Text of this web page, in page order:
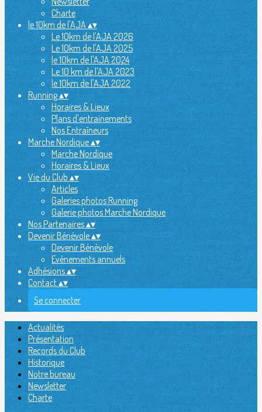
Charte
le 10km de l'AJA▴▾
Le 10km de l'AJA 2026
Le 10km de l'AJA 2025
le 10km de l'AJA 2024
Le 10 km de l'AJA 2023
le 10km de l'AJA 2022
Running▴▾
Horaires & Lieux
Plans d'entrainements
Nos Entraîneurs
Marche Nordique▴▾
Marche Nordique
Horaires & Lieux
Vie du Club▴▾
Articles
Galeries photos Running
Galerie photos Marche Nordique
Nos Partenaires▴▾
Devenir Bénévole▴▾
Devenir Bénévole
Evènements annuels
Adhésions▴▾
Contact▴▾
Se connecter
Actualités
Présentation
Records du Club
Historique
Notre bureau
Newsletter
Charte